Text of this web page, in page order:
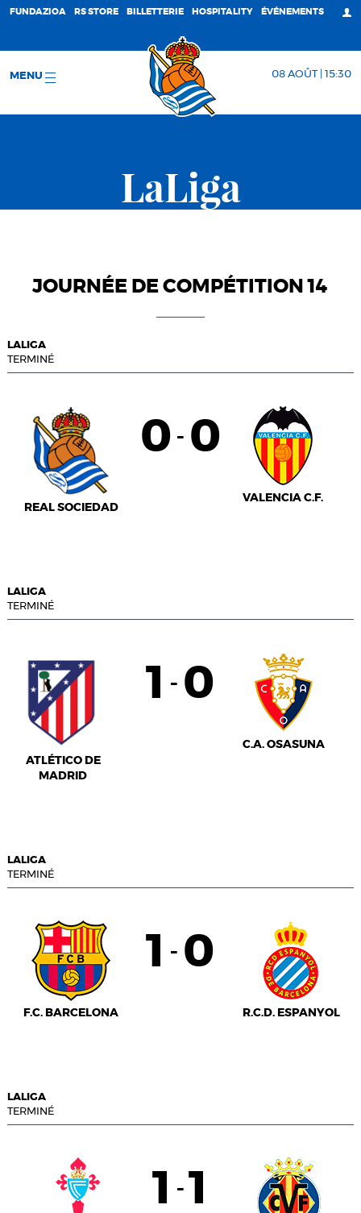
FUNDAZIOA RS STORE BILLETTERIE HOSPITALITY ÉVÉNEMENTS
MENU 08 AOÛT | 15:30
LaLiga
JOURNÉE DE COMPÉTITION 14
LALIGA
TERMINÉ
REAL SOCIEDAD
0 - 0
VALENCIA C.F.
LALIGA
TERMINÉ
ATLÉTICO DE
MADRID
1 - 0
C.A. OSASUNA
LALIGA
TERMINÉ
F.C. BARCELONA
1 - 0
R.C.D. ESPANYOL
LALIGA
TERMINÉ
1 - 1